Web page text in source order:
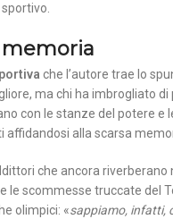
che l’autore trae lo
ma chi ha imbrogliato
con le stanze del potere
affidandosi alla scarsa
che ancora
le scommesse truccate del
olimpici: «sappiamo, infatti,